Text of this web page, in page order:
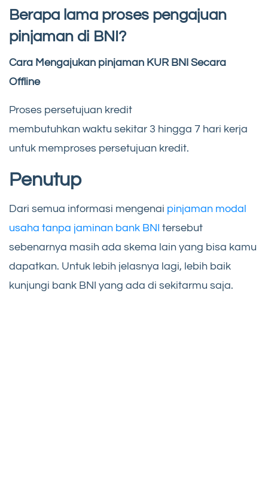
Berapa lama proses pengajuan
pinjaman di BNI?
Cara Mengajukan pinjaman KUR BNI Secara
Offline
Proses persetujuan kredit
membutuhkan waktu sekitar 3 hingga 7 hari kerja
untuk memproses persetujuan kredit.
Penutup
Dari semua informasi mengenai pinjaman modal
usaha tanpa jaminan bank BNI tersebut
sebenarnya masih ada skema lain yang bisa kamu
dapatkan. Untuk lebih jelasnya lagi, lebih baik
kunjungi bank BNI yang ada di sekitarmu saja.